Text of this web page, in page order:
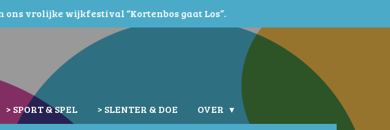
ons vrolijke wijkfestival “Kortenbos gaat Los”.
> SPORT & SPEL > SLENTER & DOE OVER